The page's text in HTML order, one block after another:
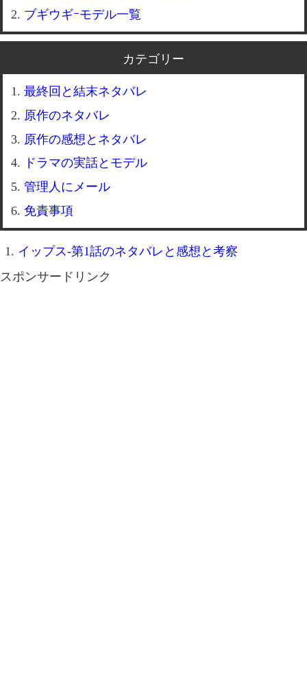
ブギウギｰモデル一覧
カテゴリー
最終回と結末ネタバレ
原作のネタバレ
原作の感想とネタバレ
ドラマの実話とモデル
管理人にメール
免責事項
イップス-第1話のネタバレと感想と考察
スポンサードリンク